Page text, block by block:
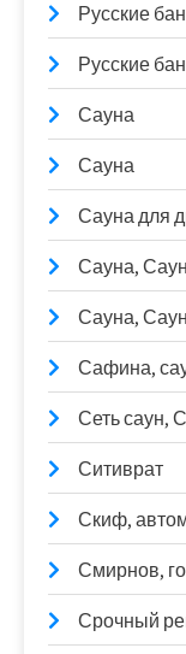
Русские
Русские
Сауна
Сауна
Сауна для
Сауна,
Сауна,
Сафина,
Сеть саун,
Ситиврат
Скиф,
Смирнов,
Срочный